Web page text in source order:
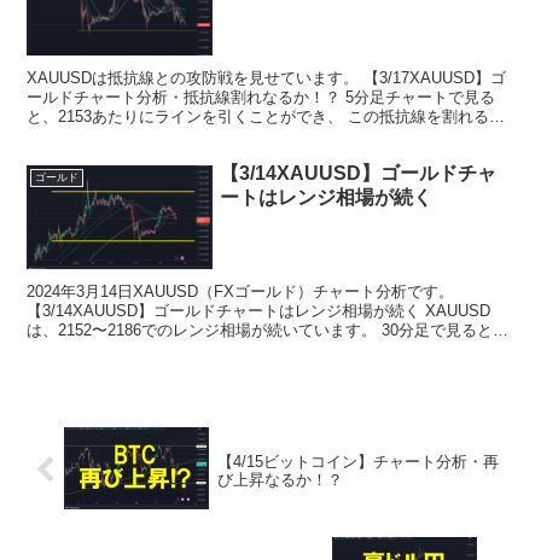
XAUUSDは抵抗線との攻防戦を見せています。 【3/17XAUUSD】ゴ
ールドチャート分析・抵抗線割れなるか！？ 5分足チャートで見る
と、2153あたりにラインを引くことができ、 この抵抗線を割れるか
ゴールド
【3/14XAUUSD】ゴールドチャ
ートはレンジ相場が続く
2024年3月14日XAUUSD（FXゴールド）チャート分析です。
【3/14XAUUSD】ゴールドチャートはレンジ相場が続く XAUUSD
は、2152〜2186でのレンジ相場が続いています。 30分足で見るとレ
【4/15ビットコイン】チャート分析・再
び上昇なるか！？